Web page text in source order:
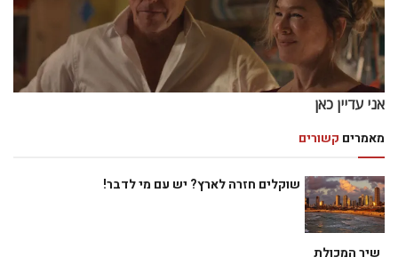
אני עדיין כאן
מאמרים קשורים
שוקלים חזרה לארץ? יש עם מי לדבר!
שיר המכולת